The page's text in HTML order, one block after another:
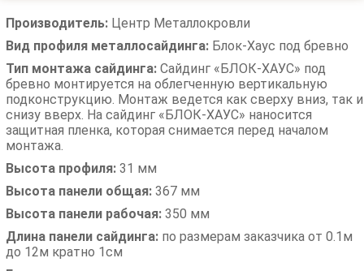
Производитель: Центр Металлокровли
Вид профиля металлосайдинга: Блок-Хаус под бревно
Тип монтажа сайдинга: Сайдинг «БЛОК-ХАУС» под
бревно монтируется на облегченную вертикальную
подконструкцию. Монтаж ведется как сверху вниз, так и
снизу вверх. На сайдинг «БЛОК-ХАУС» наносится
защитная пленка, которая снимается перед началом
монтажа.
Высота профиля: 31 мм
Высота панели общая: 367 мм
Высота панели рабочая: 350 мм
Длина панели сайдинга: по размерам заказчика от 0.1м
до 12м кратно 1см